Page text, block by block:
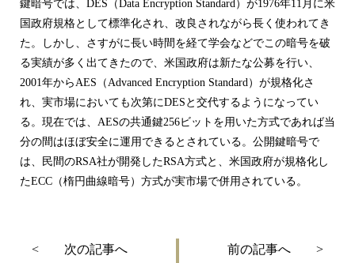
鍵暗号では、DES（Data Encryption Standard）が1976年11月に米
国政府規格として標準化され、改良されながら長く使われてき
た。しかし、さすがに長い時間を経て学会などでこの暗号を破
る実績が多く出てきたので、米国政府は新たな公募を行い、
2001年からAES（Advanced Encryption Standard）が規格化さ
れ、実市場においても次第にDESと交代するようになってい
る。現在では、AESの共通鍵256ビットを用いた方式であれば当
分の間はほぼ安全に運用できるとされている。公開鍵暗号で
は、民間のRSA社が開発したRSA方式と、米国政府が規格化し
たECC（楕円曲線暗号）方式が実市場で併用されている。
次
< 次の記事へ 前の記事へ >